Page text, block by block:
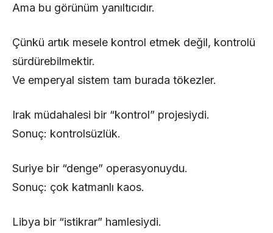
Ama bu görünüm yanıltıcıdır.
Çünkü artık mesele kontrol etmek değil, kontrolü
sürdürebilmektir.
Ve emperyal sistem tam burada tökezler.
Irak müdahalesi bir “kontrol” projesiydi.
Sonuç: kontrolsüzlük.
Suriye bir “denge” operasyonuydu.
Sonuç: çok katmanlı kaos.
Libya bir “istikrar” hamlesiydi.